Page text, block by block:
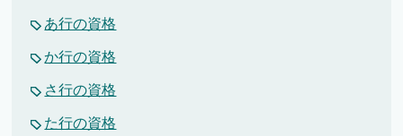
あ行の資格
か行の資格
さ行の資格
た行の資格